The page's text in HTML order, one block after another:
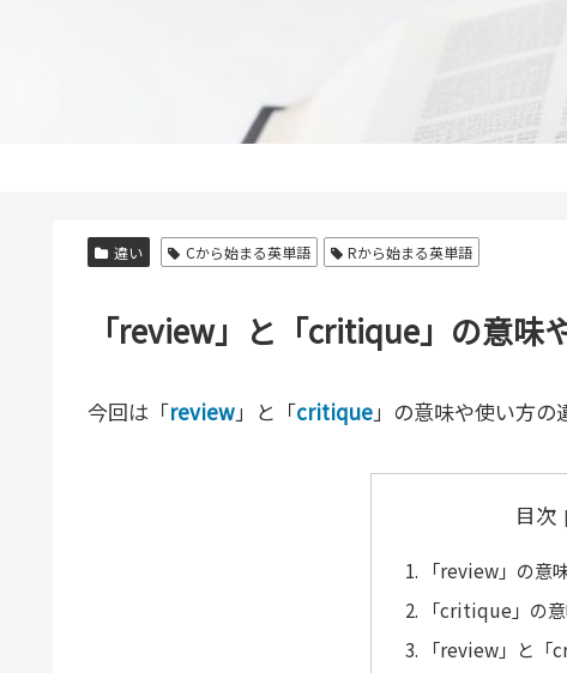
違い Cから始まる英単語 Rから始まる英単語
「review」と「critique」の意味
今回は「review」と「critique」の意味や使い方の
目次
「review」の意
「critique」の
「review」と